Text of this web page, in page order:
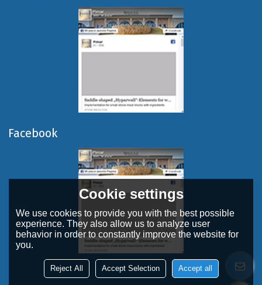
Facebook
Cookie settings
We use cookies to provide you with the best possible
experience. They also allow us to analyze user
behavior in order to constantly improve the website for
you.
Reject All Accept Selection Accept all